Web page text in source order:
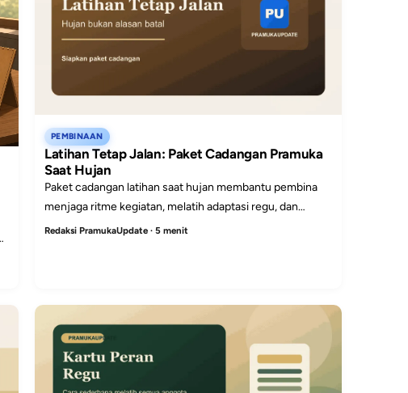
PEMBINAAN
Latihan Tetap Jalan: Paket Cadangan Pramuka
Saat Hujan
Paket cadangan latihan saat hujan membantu pembina
menjaga ritme kegiatan, melatih adaptasi regu, dan
memastikan latihan tetap bermakna meski pindah
Redaksi PramukaUpdate · 5 menit